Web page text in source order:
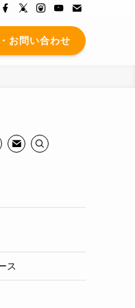
お問い合わせ
ス